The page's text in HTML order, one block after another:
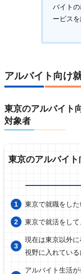
バイト
ービスを
アルバイト向け
東京のアルバイト
対象者
東京のアルバイ
東京で就職をした
東京で就活をし
現在は東京以外
視野に入れている
アルバイト生活